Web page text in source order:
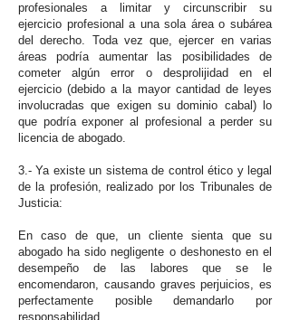
profesionales a limitar y circunscribir su
ejercicio profesional a una sola área o subárea
del derecho. Toda vez que, ejercer en varias
áreas podría aumentar las posibilidades de
cometer algún error o desprolijidad en el
ejercicio (debido a la mayor cantidad de leyes
involucradas que exigen su dominio cabal) lo
que podría exponer al profesional a perder su
licencia de abogado.
3.- Ya existe un sistema de control ético y legal
de la profesión, realizado por los Tribunales de
Justicia:
En caso de que, un cliente sienta que su
abogado ha sido negligente o deshonesto en el
desempeño de las labores que se le
encomendaron, causando graves perjuicios, es
perfectamente posible demandarlo por
responsabilidad